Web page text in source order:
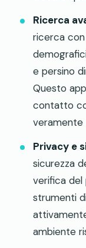
Ricerca
ricerca
e persino
Questo
contatto
veramente
Privacy e
sicurezza
verifica del
strumenti
ambiente